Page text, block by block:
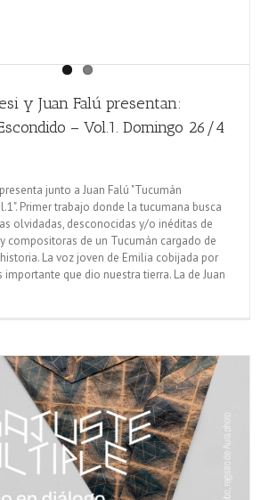
y Juan Falú presentan:
– Vol.1. Domingo 26/4
junto a Juan Falú "Tucumán
Primer trabajo donde la tucumana busca
olvidadas, desconocidas y/o inéditas de
compositoras de un Tucumán cargado de
La voz joven de Emilia cobijada por
importante que dio nuestra tierra. La de Juan